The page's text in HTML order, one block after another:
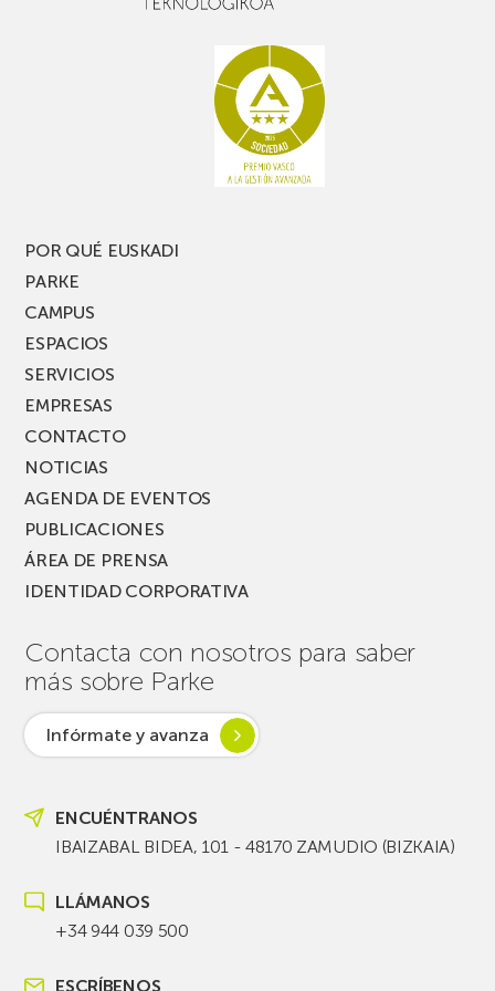
PARKEA
MUSIK
POR QUÉ EUSKADI
PARKE
CAMPUS
ESPACIOS
SERVICIOS
EMPRESAS
CONTACTO
NOTICIAS
AGENDA DE EVENTOS
PUBLICACIONES
ÁREA DE PRENSA
IDENTIDAD CORPORATIVA
Contacta con nosotros para saber
más sobre Parke
Infórmate y avanza
ENCUÉNTRANOS
IBAIZABAL BIDEA, 101 - 48170 ZAMUDIO (BIZKAIA)
LLÁMANOS
+34 944 039 500
ESCRÍBENOS